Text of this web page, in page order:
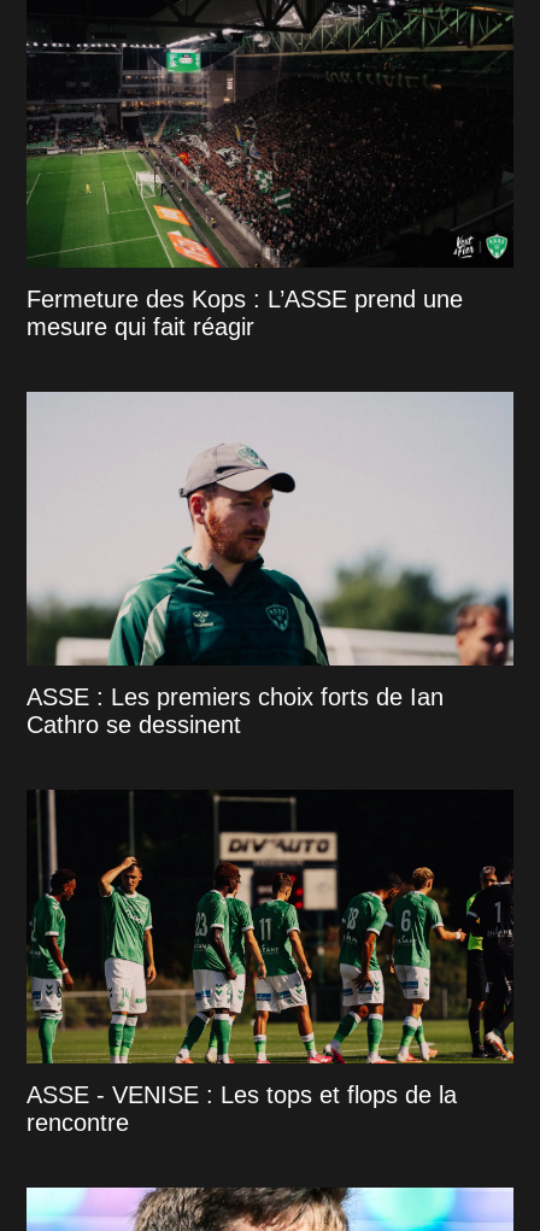
Fermeture des Kops : L’ASSE prend une
mesure qui fait réagir
ASSE : Les premiers choix forts de Ian
Cathro se dessinent
ASSE - VENISE : Les tops et flops de la
rencontre